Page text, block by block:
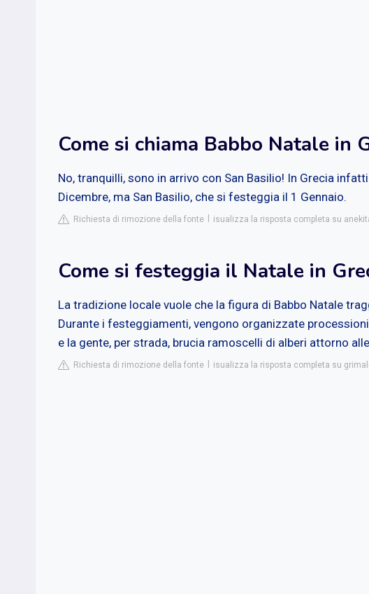
Come si chiama Babbo Natale in
No, tranquilli, sono in arrivo con San Basilio! In Grecia
Dicembre, ma San Basilio, che si festeggia il 1 Gennaio.
Richiesta di rimozione della fonte isualizza la risposta completa su
Come si festeggia il Natale in
La tradizione locale vuole che la figura di Babbo Natale
Durante i festeggiamenti, vengono organizzate
e la gente, per strada, brucia ramoscelli di alberi attorno
Richiesta di rimozione della fonte isualizza la risposta completa su